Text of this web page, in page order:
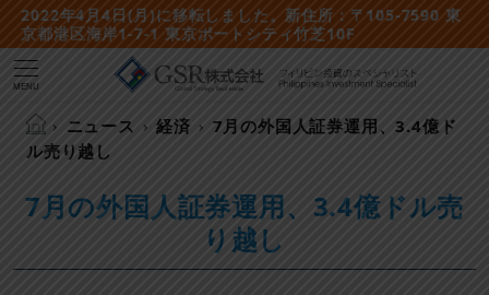
2022年4月4日(月)に移転しました。新住所：〒105-7590 東
京都港区海岸1-7-1 東京ポートシティ竹芝10F
MENU
ニュース 経済
7月の外国人証券運用、3.4億ド
ル売り越し
7月の外国人証券運用、3.4億ドル売
り越し